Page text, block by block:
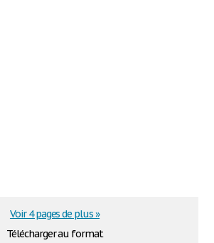
Télécharger au format
Voir 4 pages de plus »